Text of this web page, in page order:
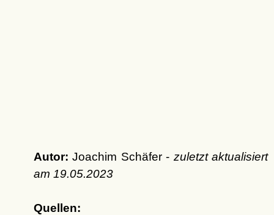
Autor: Joachim Schäfer - zuletzt aktualisiert
am 19.05.2023
Quellen: